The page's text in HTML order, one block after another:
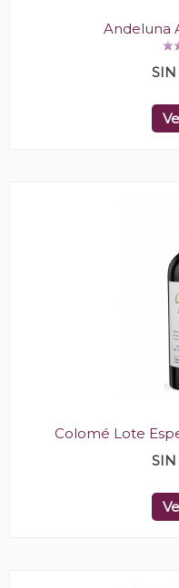
Andeluna
SIN
Colomé Lote
SIN